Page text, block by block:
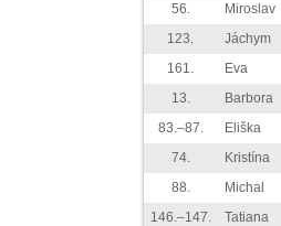
56.
Miroslav
123.
Jáchym
161.
Eva
13.
Barbora
83.–87.
Eliška
74.
Kristína
88.
Michal
146.–147.
Tatiana